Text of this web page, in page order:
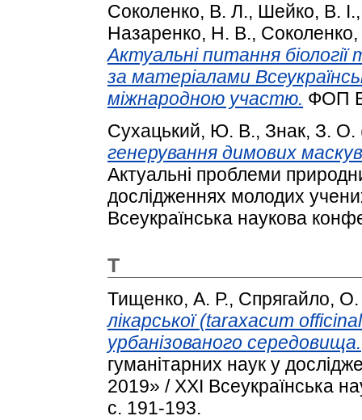
Соколенко, В. Л., Шейко, В. І.
Назаренко, Н. В.,
Актуальні питання
за матеріалами
міжнародною участю. ФОП
Сухацький, Ю. В., Знак, З. О.
генерування димових
Актуальні проблеми
дослідженнях молодих
Всеукраїнська наукова
Т
Тищенко, А. Р., Спрягайло,
лікарської (taraxacum
урбанізованого середовища.
гуманітарних наук у
2019» / XXІ Всеукраїнська
с. 191-193.